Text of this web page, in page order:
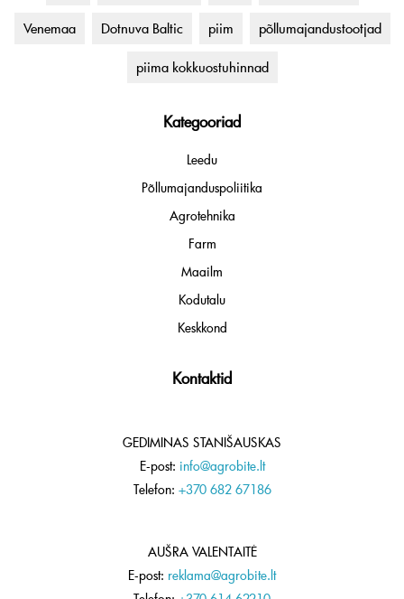
Venemaa Dotnuva Baltic piim põllumajandustootjad
piima kokkuostuhinnad
Kategooriad
Leedu
Põllumajanduspoliitika
Agrotehnika
Farm
Maailm
Kodutalu
Keskkond
Kontaktid
GEDIMINAS STANIŠAUSKAS
E-post: info@agrobite.lt
Telefon: +370 682 67186
AUŠRA VALENTAITĖ
E-post: reklama@agrobite.lt